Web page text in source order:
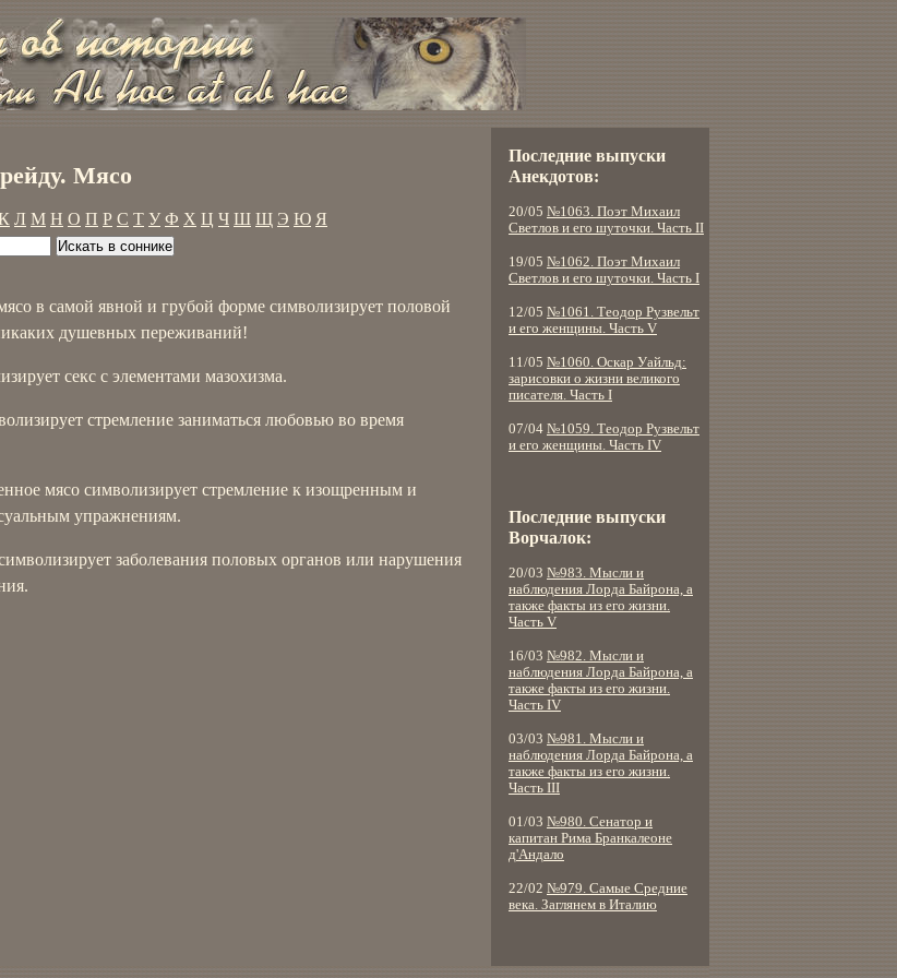
Мясо
Л М Н О П Р С Т У Ф Х Ц Ч Ш Щ Э Ю Я
в самой явной и грубой форме символизирует половой
душевных переживаний!
секс с элементами мазохизма.
стремление заниматься любовью во время
мясо символизирует стремление к изощренным и
упражнениям.
заболевания половых органов или нарушения
Последние выпуски
Анекдотов:
20/05 №1063. Поэт Михаил
Светлов и его шуточки. Часть II
19/05 №1062. Поэт Михаил
Светлов и его шуточки. Часть I
12/05 №1061. Теодор Рузвельт
и его женщины. Часть V
11/05 №1060. Оскар Уайльд:
зарисовки о жизни великого
писателя. Часть I
07/04 №1059. Теодор Рузвельт
и его женщины. Часть IV
Последние выпуски
Ворчалок:
20/03 №983. Мысли и
наблюдения Лорда Байрона, а
также факты из его жизни.
Часть V
16/03 №982. Мысли и
наблюдения Лорда Байрона, а
также факты из его жизни.
Часть IV
03/03 №981. Мысли и
наблюдения Лорда Байрона, а
также факты из его жизни.
Часть III
01/03 №980. Сенатор и
капитан Рима Бранкалеоне
д'Андало
22/02 №979. Самые Средние
века. Заглянем в Италию